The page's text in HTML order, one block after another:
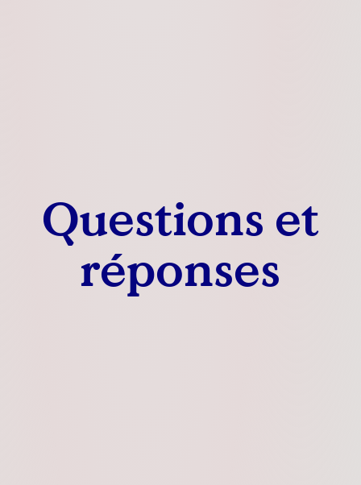
Questions et
réponses